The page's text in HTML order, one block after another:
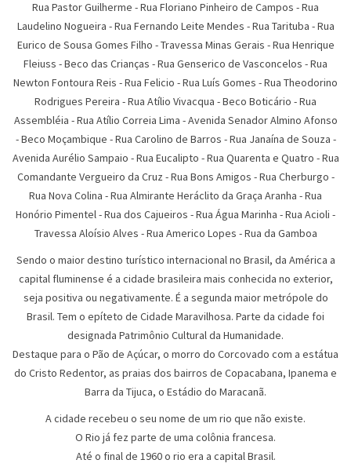
Rua Pastor Guilherme -Rua Floriano Pinheiro de Campos -Rua
Laudelino Nogueira -Rua Fernando Leite Mendes -Rua Tarituba -Rua
Eurico de Sousa Gomes Filho -Travessa Minas Gerais -Rua Henrique
Fleiuss -Beco das Crianças -Rua Genserico de Vasconcelos -Rua
Newton Fontoura Reis -Rua Felicio -Rua Luís Gomes -Rua Theodorino
Rodrigues Pereira -Rua Atí­lio Vivacqua -Beco Boticário -Rua
Assembléia -Rua Atílio Correia Lima -Avenida Senador Almino Afonso
-Beco Moçambique -Rua Carolino de Barros -Rua Janaína de Souza -
Avenida Aurélio Sampaio -Rua Eucalipto -Rua Quarenta e Quatro -Rua
Comandante Vergueiro da Cruz -Rua Bons Amigos -Rua Cherburgo -
Rua Nova Colina -Rua Almirante Heráclito da Graça Aranha -Rua
Honório Pimentel-Rua dos Cajueiros -Rua Água Marinha -Rua Acioli -
Travessa Aloísio Alves -Rua Americo Lopes -Rua da Gamboa
Sendo o maior destino turístico internacional no Brasil, da América a
capital fluminense é a cidade brasileira mais conhecida no exterior,
seja positiva ou negativamente. É a segunda maior metrópole do
Brasil. Tem o epíteto de Cidade Maravilhosa. Parte da cidade foi
designada Patrimônio Cultural da Humanidade.
Destaque para o Pão de Açúcar, o morro do Corcovado com a estátua
do Cristo Redentor, as praias dos bairros de Copacabana, Ipanema e
Barra da Tijuca, o Estádio do Maracanã.
A cidade recebeu o seu nome de um rio que não existe.
O Rio já fez parte de uma colônia francesa.
Até o final de 1960 o rio era a capital Brasil.